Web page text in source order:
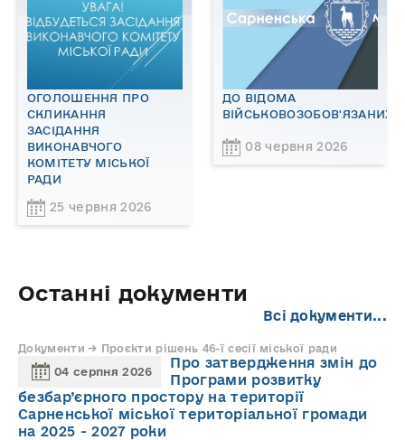
ОГОЛОШЕННЯ ПРО
СКЛИКАННЯ
ЗАСІДАННЯ
ВИКОНАВЧОГО
КОМІТЕТУ МІСЬКОЇ
РАДИ
25 червня 2026
ДО ВІДОМА
ВІЙСЬКОВОЗОБОВ'ЯЗАНИХ!
08 червня 2026
Останні документи
Всі документи...
Документи → Проєкти рішень 46-ї сесії міської ради
04 серпня 2026
Про затвердження змін до
Програми розвитку
безбар’єрного простору на території
Сарненської міської територіальної громади
на 2025 - 2027 роки